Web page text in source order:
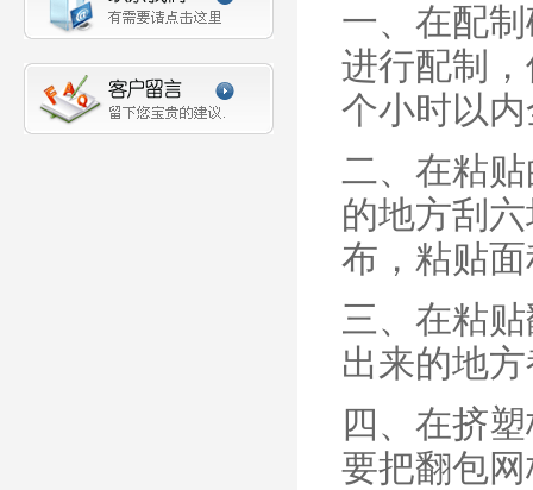
一、在配
进行配制
个小时以
二、在粘
的地方刮
布，粘贴
三、在粘
出来的地
四、在挤
要把翻包